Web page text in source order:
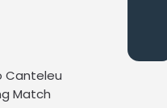
Canteleu
Match